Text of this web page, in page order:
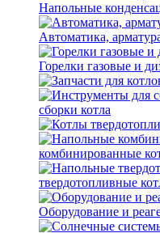
Напольные
Автоматика,
Горелки газовые и
сборки котла
комбинированные
твердотопливные
Оборудование и